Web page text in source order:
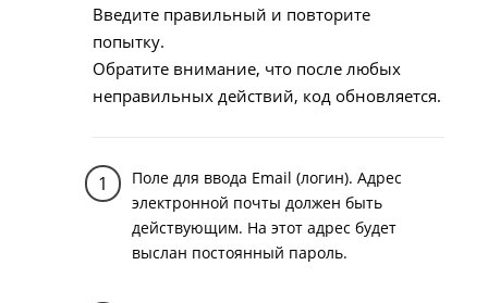
Поле для ввода Email (логин). Адрес
электронной почты должен быть
действующим. На этот адрес будет
выслан постоянный пароль.
Введите правильный и повторите
попытку.
Обратите внимание, что после любых
неправильных действий, код обновляется.